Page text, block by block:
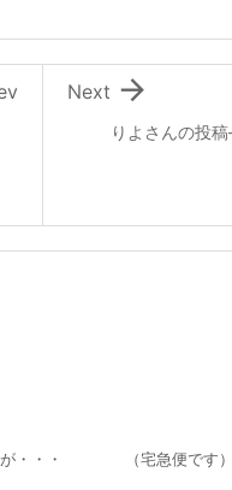
りよさんの投

Next
・・・ （宅急便です）